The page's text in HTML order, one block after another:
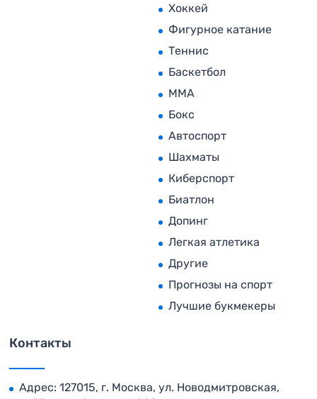
Хоккей
Фигурное катание
Теннис
Баскетбол
MMA
Бокс
Автоспорт
Шахматы
Киберспорт
Биатлон
Допинг
Легкая атлетика
Другие
Прогнозы на спорт
Лучшие букмекеры
Контакты
Адрес: 127015, г. Москва, ул. Новодмитровская,